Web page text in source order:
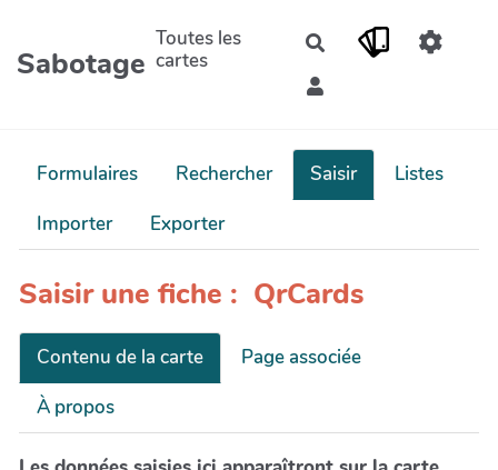
Aller au contenu principal
Sabotage
Toutes les
cartes
Rechercher
Formulaires Rechercher Saisir
Listes
Importer
Exporter
Saisir une fiche : QrCards
Contenu de la carte
Page associée
À propos